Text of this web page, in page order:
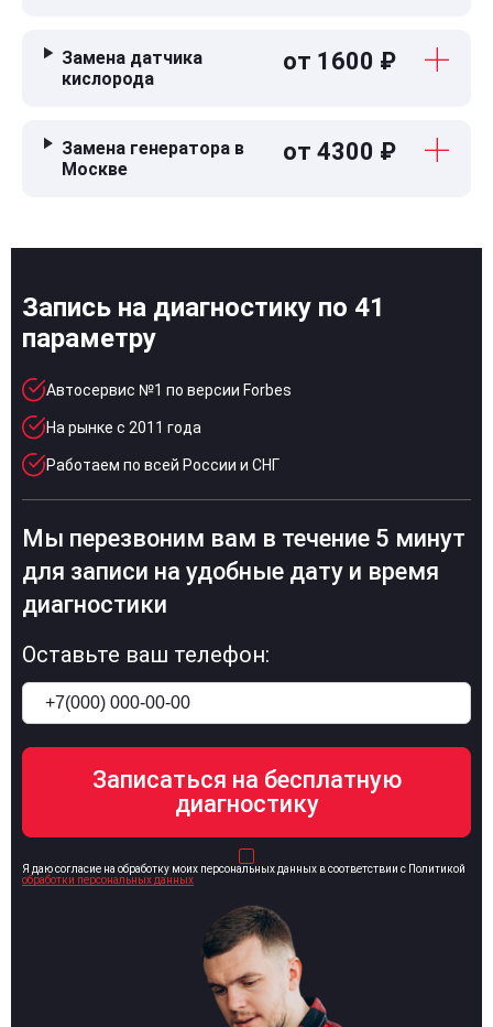
Замена датчика
кислорода
от 1600 ₽
Замена генератора в
Москве
от 4300 ₽
Запись на диагностику по 41
параметру
Автосервис №1 по версии Forbes
На рынке с 2011 года
Работаем по всей России и СНГ
Мы перезвоним вам в течение 5 минут
для записи на удобные дату и время
диагностики
Оставьте ваш телефон:
Я даю согласие на обработку моих персональных данных в соответствии с Политикой
обработки персональных данных